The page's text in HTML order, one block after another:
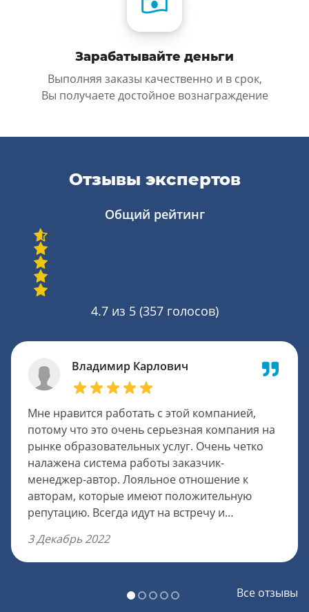
Зарабатывайте деньги
Выполняя заказы качественно и в срок,
Вы получаете достойное вознаграждение
Отзывы экспертов
Общий рейтинг
4.7из 5 (357 голосов)
Владимир Карлович
Мне нравится работать с этой компанией,
потому что это очень серьезная компания на
рынке образовательных услуг. Очень четко
налажена система работы заказчик-
менеджер-автор. Лояльное отношение к
авторам, которые имеют положительную
репутацию. Всегда идут на встречу и
передается информация клиенту и решают
спорные вопросы. Чтобы попасть в штат,
пять работ, которые тоже оплачивают в
3 Декабрь 2022
Все отзывы